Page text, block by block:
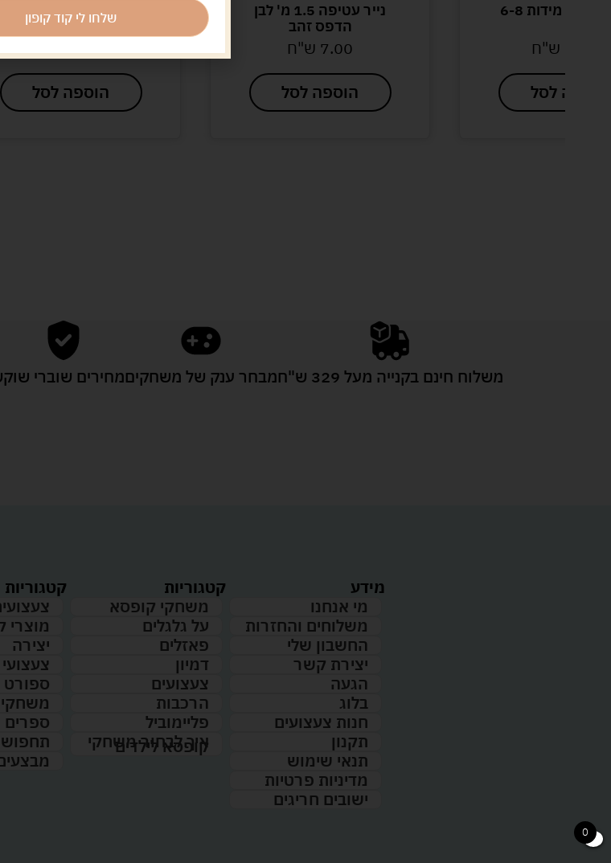
ורוד מידות 6-8
ש"ח
הוספה לסל
נייר עטיפה 1.5 מ' לבן
הדפס זהב
7.00 ש"ח
הוספה לסל
ציפורניים להדבקה
הולוגרמה
5.00ש"ח
הוספה לסל
משלוח חינם בקנייה מעל 329 ש"ח מבחר ענק של משחקיםמחירים שוברי שוק
מידע
מי אנחנו
משלוחים והחזרות
החשבון שלי
יצירת קשר
הגעה
בלוג
חנות צעצועים
תקנון
תנאי שימוש
מדיניות פרטיות
ישובים חריגים
קטגוריות
משחקי קופסא
על גלגלים
פאזלים
דמיון
צעצועים
הרכבות
פליימוביל
איך לבחור משחקי
קופסא לילדים
קטגוריות
מוצרי
יצירה
ספורט
משחקי
ספרים
0
שלחו לי קוד קופון